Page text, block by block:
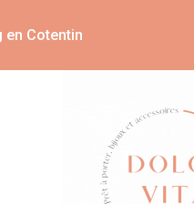
en Cotentin